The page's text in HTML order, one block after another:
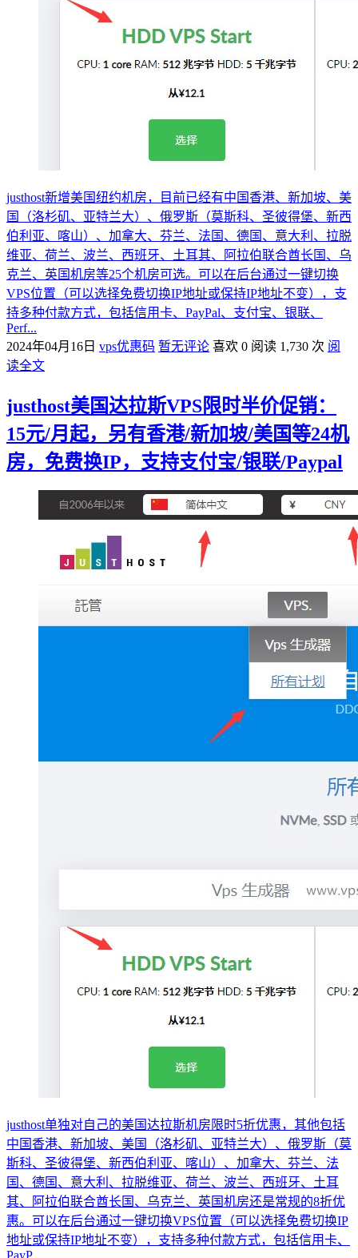
justhost新增美国纽约机房，目前已经有中国香港、新加坡、美
国（洛杉矶、亚特兰大）、俄罗斯（莫斯科、圣彼得堡、新西
伯利亚、喀山）、加拿大、芬兰、法国、德国、意大利、拉脱
维亚、荷兰、波兰、西班牙、土耳其、阿拉伯联合酋长国、乌
克兰、英国机房等25个机房可选。可以在后台通过一键切换
VPS位置（可以选择免费切换IP地址或保持IP地址不变），支
持多种付款方式，包括信用卡、PayPal、支付宝、银联、
Perf...
2024年04月16日 vps优惠码 暂无评论 喜欢 0 阅读 1,730 次 阅
读全文
justhost美国达拉斯VPS限时半价促销：
15元/月起，另有香港/新加坡/美国等24机
房，免费换IP，支持支付宝/银联/Paypal
justhost单独对自己的美国达拉斯机房限时5折优惠，其他包括
中国香港、新加坡、美国（洛杉矶、亚特兰大）、俄罗斯（莫
斯科、圣彼得堡、新西伯利亚、喀山）、加拿大、芬兰、法
国、德国、意大利、拉脱维亚、荷兰、波兰、西班牙、土耳
其、阿拉伯联合酋长国、乌克兰、英国机房还是常规的8折优
惠。可以在后台通过一键切换VPS位置（可以选择免费切换IP
地址或保持IP地址不变），支持多种付款方式，包括信用卡、